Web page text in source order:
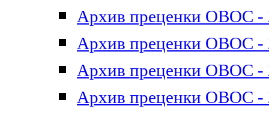
Архив преценки ОВОС -
Архив преценки ОВОС -
Архив преценки ОВОС -
Архив преценки ОВОС -